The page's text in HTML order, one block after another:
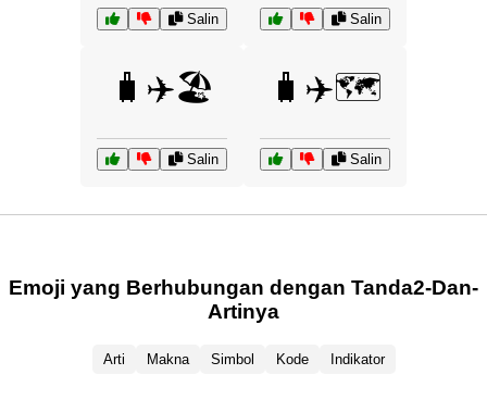
Salin Salin
🧳✈️🏖️
Salin
🧳✈️🗺️
Salin
Emoji yang Berhubungan dengan Tanda2-Dan-
Artinya
Arti Makna Simbol Kode Indikator